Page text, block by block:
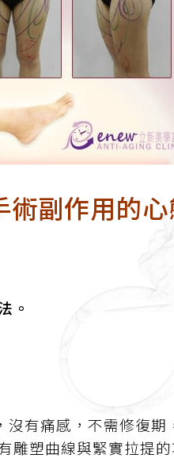
副作用的心
。
沒有痛感，不需修復期
雕塑曲線與緊實拉提